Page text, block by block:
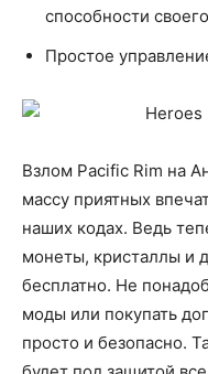
способности
Простое
Взлом Pacific Rim на
массу приятных
наших кодах. Ведь
монеты, кристаллы и
бесплатно. Не
моды или покупать
просто и безопасно.